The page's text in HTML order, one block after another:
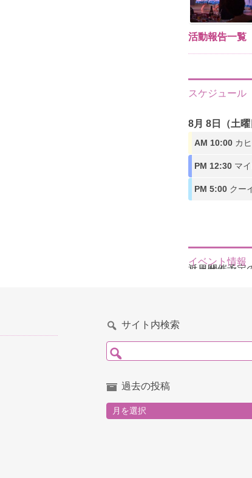
活動報告一覧
スケジュール
8月 8日（土曜
AM 10:00 カ
PM 12:30 マ
PM 5:00 クー
イベント情報
近日開催予定のイベントはありません
サイト内検索
検索:
過去の投稿
過去の投稿